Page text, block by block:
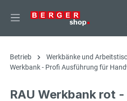
springen
Betrieb
Werkbänke und
Werkbank - Profi Ausführung für
RAU Werkbank rot